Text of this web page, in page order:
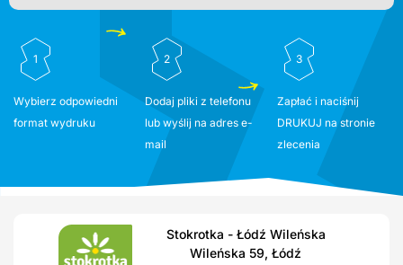
1
Wybierz odpowiedni
format wydruku
2
Dodaj pliki z telefonu
lub wyślij na adres e-
mail
3
Zapłać i naciśnij
DRUKUJ na stronie
zlecenia
Stokrotka - Łódź Wileńska
Wileńska 59, Łódź